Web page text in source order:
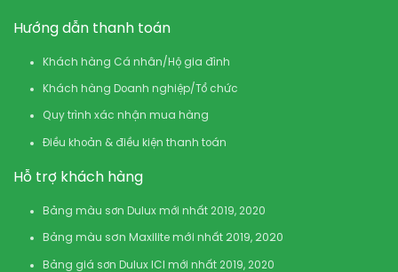
Hướng dẫn thanh toán
Khách hàng Cá nhân/Hộ gia đình
Khách hàng Doanh nghiệp/Tổ chức
Quy trình xác nhận mua hàng
Điều khoản & điều kiện thanh toán
Hỗ trợ khách hàng
Bảng màu sơn Dulux mới nhất 2019, 2020
Bảng màu sơn Maxilite mới nhất 2019, 2020
Bảng giá sơn Dulux ICI mới nhất 2019, 2020